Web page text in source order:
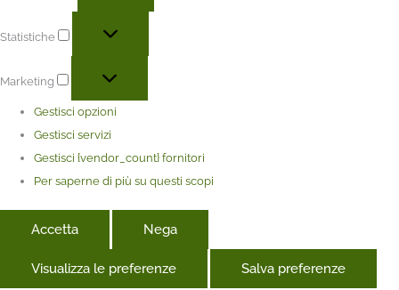
Statistiche
Marketing
Gestisci opzioni
Gestisci servizi
Gestisci {vendor_count} fornitori
Per saperne di più su questi scopi
Accetta Nega
Visualizza le preferenze Salva preferenze